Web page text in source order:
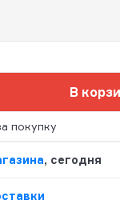
В
покупку
, сегодня